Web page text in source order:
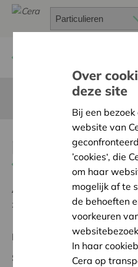
Deze pagina is niet
project traplift
Terug naar overzicht
Ambitie:
Een solidaire,
zonder drempels
Regionaal Project
Startdatum:
02/10/2023
Over
deze site
Bij een
website van
’cookies‘, die
om haar
mogelijk af te
de behoeften
voorkeuren
In haar
Cera op